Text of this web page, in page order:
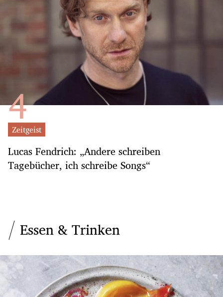
Zeitgeist
Lucas Fendrich: „Andere schreiben
Tagebücher, ich schreibe Songs“
Essen & Trinken